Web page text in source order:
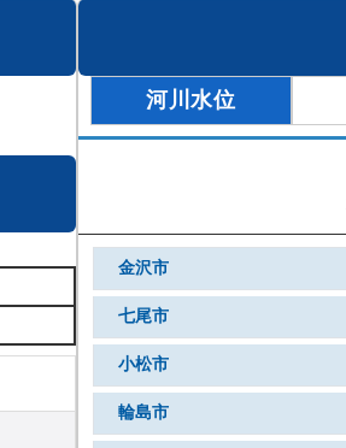
河川水位
金沢市
七尾市
小松市
輪島市